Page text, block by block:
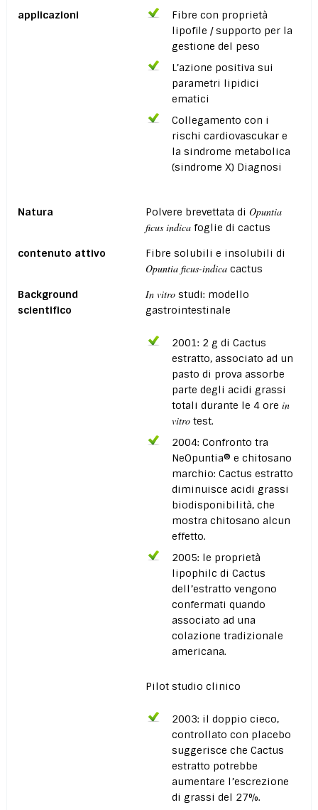
applicazioni
Fibre con proprietà
lipofile / supporto per la
gestione del peso
L’azione positiva sui
parametri lipidici
ematici
Collegamento con i
rischi cardiovascukar e
la sindrome metabolica
(sindrome X) Diagnosi
Natura Polvere brevettata di Opuntia
ficus indicafoglie di cactus
contenuto attivo
Fibre solubili e insolubili di
Opuntia ficus-indicacactus
Background
scientifico
In vitrostudi: modello
gastrointestinale
2001: 2 g di Cactus
estratto, associato ad un
pasto di prova assorbe
parte degli acidi grassi
totali durante le 4 ore in
vitrotest.
2004: Confronto tra
NeOpuntia® e chitosano
marchio: Cactus estratto
diminuisce acidi grassi
biodisponibilità, che
mostra chitosano alcun
effetto.
2005: le proprietà
lipophilc di Cactus
dell’estratto vengono
confermati quando
associato ad una
colazione tradizionale
americana.
Pilot studio clinico
2003: il doppio cieco,
controllato con placebo
suggerisce che Cactus
estratto potrebbe
aumentare l’escrezione
di grassi del 27%.